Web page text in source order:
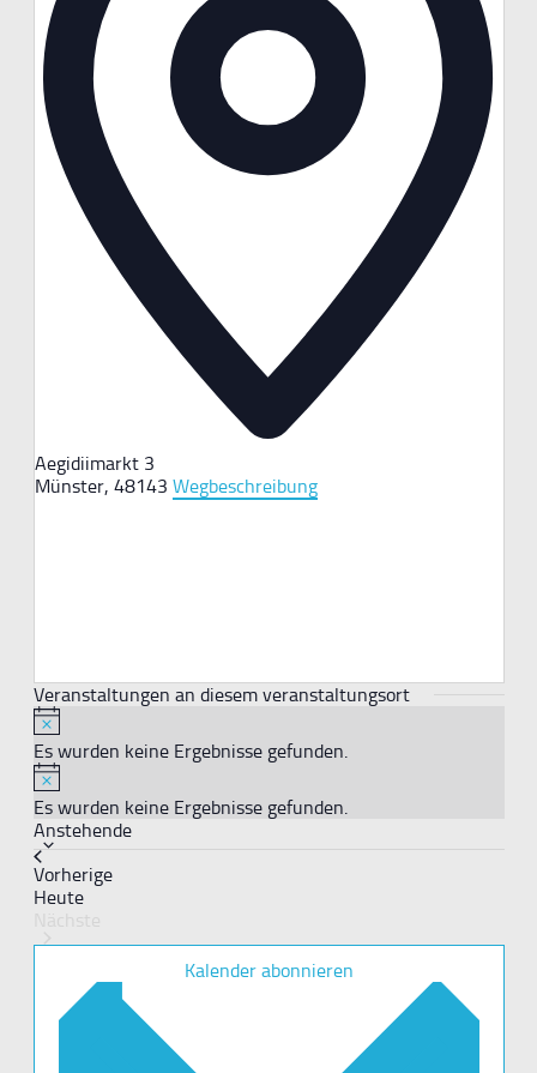
Aegidiimarkt 3
Münster, 48143 Wegbeschreibung
Veranstaltungen an diesem veranstaltungsort
Es wurden keine Ergebnisse gefunden.
Es wurden keine Ergebnisse gefunden.
AnstehendeDatum
VorherigeVeranstaltungen
Heute
Veranstaltungen
Kalender abonnieren